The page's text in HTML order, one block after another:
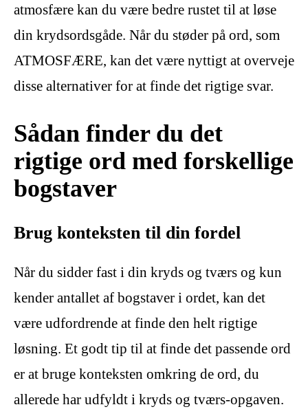
atmosfære kan du være bedre rustet til at løse
din krydsordsgåde. Når du støder på ord, som
ATMOSFÆRE, kan det være nyttigt at overveje
disse alternativer for at finde det rigtige svar.
Sådan finder du det
rigtige ord med forskellige
bogstaver
Brug konteksten til din fordel
Når du sidder fast i din kryds og tværs og kun
kender antallet af bogstaver i ordet, kan det
være udfordrende at finde den helt rigtige
løsning. Et godt tip til at finde det passende ord
er at bruge konteksten omkring de ord, du
allerede har udfyldt i kryds og tværs-opgaven.